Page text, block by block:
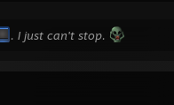
. I just can't stop.